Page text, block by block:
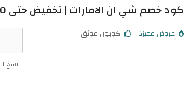
كود خصم شي ان الامارات | تخفيض حتى 80% على ملابس النوم
عروض مميزة كوبون موثق
انسخ